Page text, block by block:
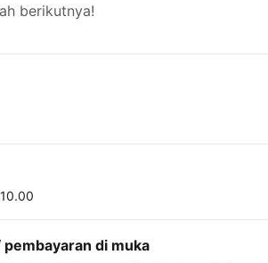
berikutnya!
pembayaran di muka